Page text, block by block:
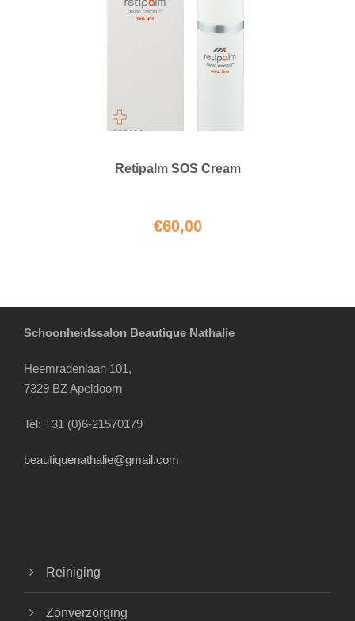
Retipalm SOS Cream
€60,00
Schoonheidssalon Beautique Nathalie
Heemradenlaan 101,
7329 BZ Apeldoorn
Tel: +31 (0)6-21570179
beautiquenathalie@gmail.com
Reiniging
Zonverzorging